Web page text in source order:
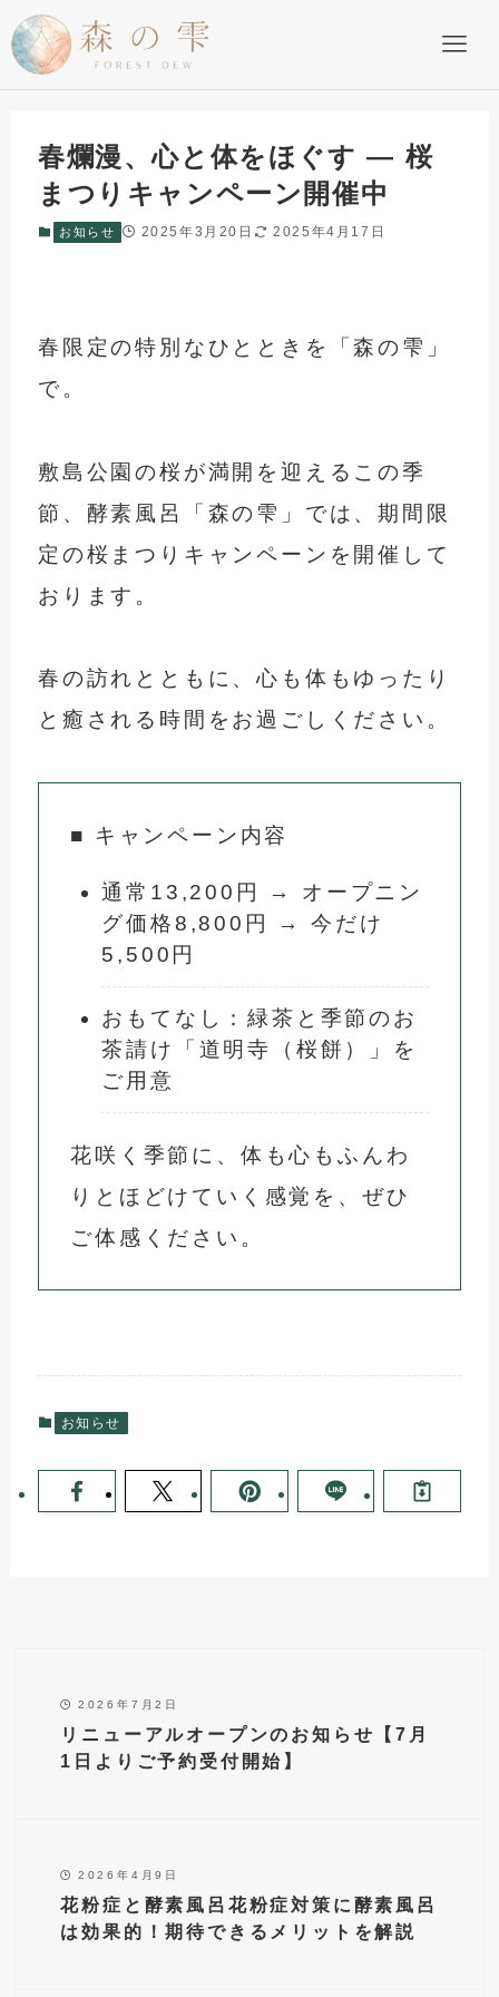
春爛漫、心と体をほぐす ― 桜
まつりキャンペーン開催中
お知らせ 2025年3月20日 2025年4月17日
春限定の特別なひとときを「森の雫」
で。
敷島公園の桜が満開を迎えるこの季
節、酵素風呂「森の雫」では、期間限
定の桜まつりキャンペーンを開催して
おります。
春の訪れとともに、心も体もゆったり
と癒される時間をお過ごしください。
■ キャンペーン内容
通常13,200円 → オープニン
グ価格8,800円 → 今だけ
5,500円
おもてなし：緑茶と季節のお
茶請け「道明寺（桜餅）」を
ご用意
花咲く季節に、体も心もふんわ
りとほどけていく感覚を、ぜひ
ご体感ください。
お知らせ
2026年7月2日
リニューアルオープンのお知らせ【7月
1日よりご予約受付開始】
2026年4月9日
花粉症と酵素風呂花粉症対策に酵素風呂
は効果的！期待できるメリットを解説